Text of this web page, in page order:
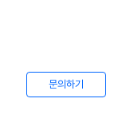
문의하기